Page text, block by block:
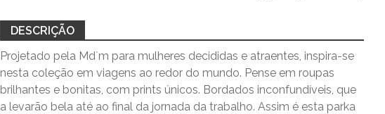
DESCRIÇÃO
Projetado pela Md`m para mulheres decididas e atraentes, inspira-se
nesta coleção em viagens ao redor do mundo. Pense em roupas
brilhantes e bonitas, com prints únicos. Bordados inconfundíveis, que
a levarão bela até ao final da jornada da trabalho. Assim é esta parka